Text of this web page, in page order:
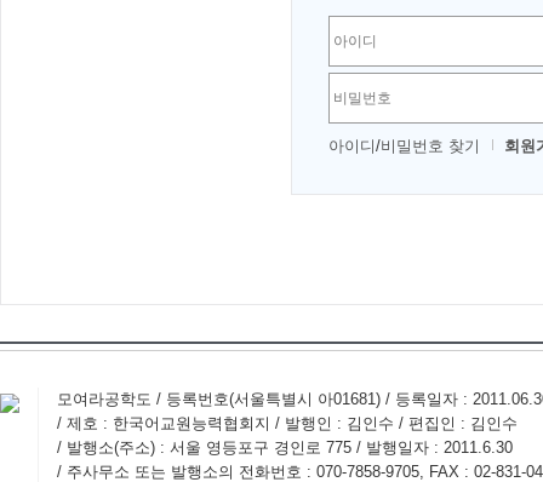
아이디/비밀번호 찾기 회원
모여라공학도 / 등록번호(서울특별시 아01681) / 등록일자 :
/ 제호 : 한국어교원능력협회지 / 발행인 : 김인수 / 편집인 : 김인수
/ 발행소(주소) : 서울 영등포구 경인로 775 / 발행일자 : 2011.6.30
/ 주사무소 또는 발행소의 전화번호 : 070-7858-9705, FAX : 02-831-